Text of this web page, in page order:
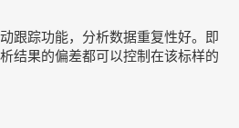
跟踪功能，分析数据重复性好。即
结果的偏差都可以控制在该标样的